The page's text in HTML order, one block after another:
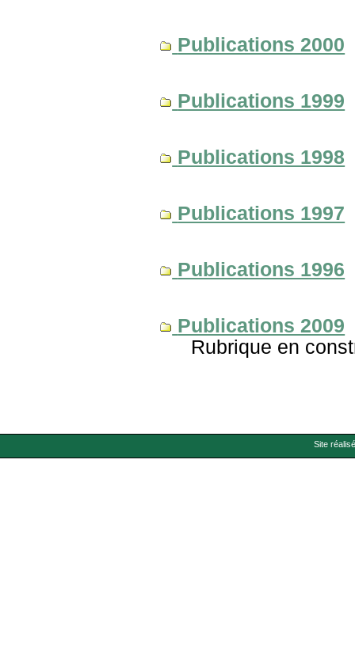
Publications 2000
Publications 1999
Publications 1998
Publications 1997
Publications 1996
Publications 2009
Rubrique en
Site